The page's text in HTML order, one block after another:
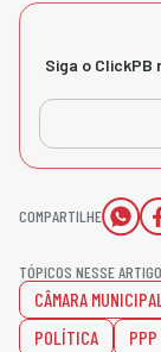
Siga o ClickPB
COMPARTILHE
TÓPICOS NESSE
CÂMARA
POLÍTICA
PPP